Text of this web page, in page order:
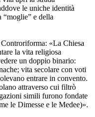
le uniche identità
“moglie” e della
«La Chiesa
la vita religiosa
un doppio binario:
vita secolare con voti
entrare in convento.
attraverso cui filtrò
simili furono fondate
le Dimesse e le Medee)».